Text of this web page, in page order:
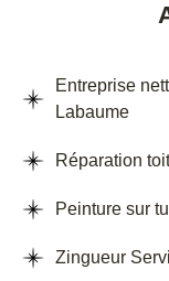
Entreprise
Labaume
Réparation
Peinture sur
Zingueur